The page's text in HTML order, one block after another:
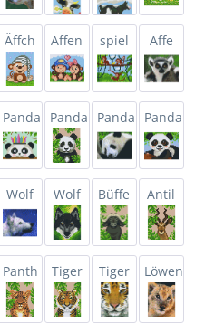
Äffch Affen spiel Affe
Panda Panda Panda Panda
Wolf Wolf Büffe Antil
Panth Tiger Tiger Löwen